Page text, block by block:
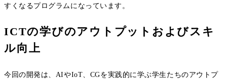
すくなるプログラムになっています。
ICTの学びのアウトプットおよびスキ
ル向上
今回の開発は、AIやIoT、CGを実践的に学ぶ学生たちのアウトプ